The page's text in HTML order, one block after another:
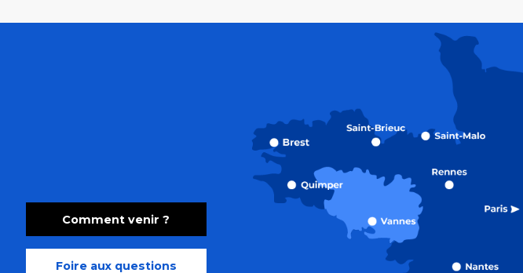
Comment venir ?
Foire aux questions